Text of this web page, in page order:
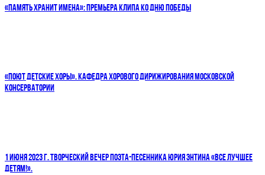
«ПАМЯТЬ ХРАНИТ ИМЕНА»: ПРЕМЬЕРА КЛИПА КО ДНЮ ПОБЕДЫ
«ПОЮТ ДЕТСКИЕ ХОРЫ». КАФЕДРА ХОРОВОГО ДИРИЖИРОВАНИЯ МОСКОВСКОЙ
КОНСЕРВАТОРИИ
1 ИЮНЯ 2023 Г. ТВОРЧЕСКИЙ ВЕЧЕР ПОЭТА-ПЕСЕННИКА ЮРИЯ ЭНТИНА «ВСЕ ЛУЧШЕЕ
ДЕТЯМ!».